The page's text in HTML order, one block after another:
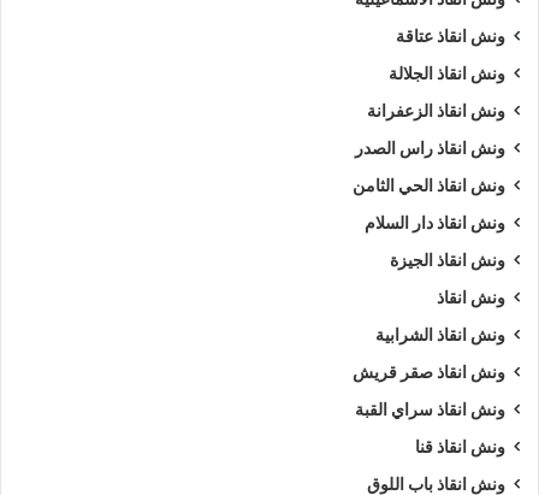
ونش انقاذ عتاقة
ونش انقاذ الجلالة
ونش انقاذ الزعفرانة
ونش انقاذ راس الصدر
ونش انقاذ الحي الثامن
ونش انقاذ دار السلام
ونش انقاذ الجيزة
ونش انقاذ
ونش انقاذ الشرابية
ونش انقاذ صقر قريش
ونش انقاذ سراي القبة
ونش انقاذ قنا
ونش انقاذ باب اللوق